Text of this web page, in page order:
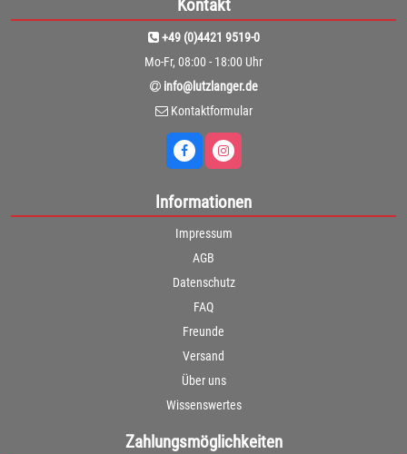
Kontakt
+49 (0)4421 9519-0
Mo-Fr, 08:00 - 18:00 Uhr
info@lutzlanger.de
Kontaktformular
Informationen
Impressum
AGB
Datenschutz
FAQ
Freunde
Versand
Über uns
Wissenswertes
Zahlungsmöglichkeiten